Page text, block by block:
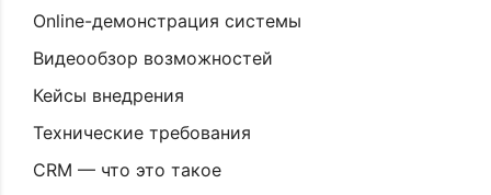
Online-демонстрация системы
Видеообзор возможностей
Кейсы внедрения
Технические требования
CRM — что это такое